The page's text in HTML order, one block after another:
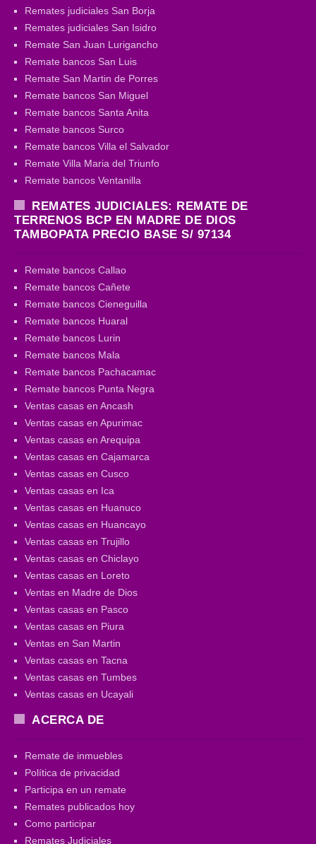
Remates judiciales San Borja
Remates judiciales San Isidro
Remate San Juan Lurigancho
Remate bancos San Luis
Remate San Martin de Porres
Remate bancos San Miguel
Remate bancos Santa Anita
Remate bancos Surco
Remate bancos Villa el Salvador
Remate Villa Maria del Triunfo
Remate bancos Ventanilla
REMATES JUDICIALES: REMATE DE
TERRENOS BCP EN MADRE DE DIOS
TAMBOPATA PRECIO BASE S/ 97134
Remate bancos Callao
Remate bancos Cañete
Remate bancos Cieneguilla
Remate bancos Huaral
Remate bancos Lurin
Remate bancos Mala
Remate bancos Pachacamac
Remate bancos Punta Negra
Ventas casas en Ancash
Ventas casas en Apurimac
Ventas casas en Arequipa
Ventas casas en Cajamarca
Ventas casas en Cusco
Ventas casas en Ica
Ventas casas en Huanuco
Ventas casas en Huancayo
Ventas casas en Trujillo
Ventas casas en Chiclayo
Ventas casas en Loreto
Ventas en Madre de Dios
Ventas casas en Pasco
Ventas casas en Piura
Ventas en San Martin
Ventas casas en Tacna
Ventas casas en Tumbes
Ventas casas en Ucayali
ACERCA DE
Remate de inmuebles
Política de privacidad
Participa en un remate
Remates publicados hoy
Como participar
Remates Judiciales